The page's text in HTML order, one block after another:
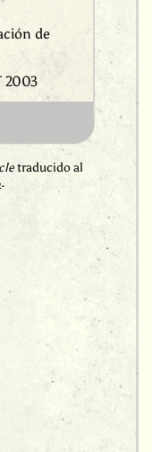
de
2003
traducido al
.